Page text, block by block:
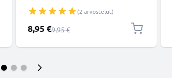
1A / 1000mA, tupakansytytinlaturin
johto 1.1m
(2 arvostelut)
Erikoishinta
8,95 €Normaali hinta
9,95 €